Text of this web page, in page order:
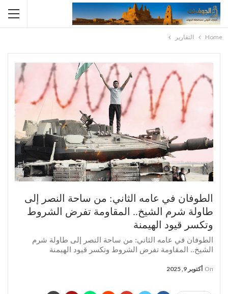
Home التقارير
الطوفان في عامه الثاني: من ساحة النصر إلى
طاولة شرم الشيخ.. المقاومة تفرض الشروط
وتكسر قيود الهيمنة
الطوفان في عامه الثاني: من ساحة النصر إلى طاولة شرم
الشيخ.. المقاومة تفرض الشروط وتكسر قيود الهيمنة
On أكتوبر 9, 2025